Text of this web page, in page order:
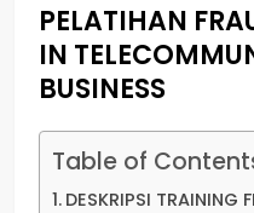
PELATIHAN
IN
BUSINESS
Table of
DESKRIPSI TRAINING